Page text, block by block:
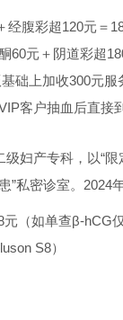
经腹彩超120元＝
60元＋阴道彩超
础上加收300元
客户抽血后直接
妇产专科，以“
”私密诊室。2024
（如单查β-hCG仅
S8）